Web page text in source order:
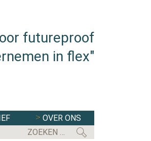
futureproof
in flex"
OVER ONS
FLEXBRANCHE WACHT